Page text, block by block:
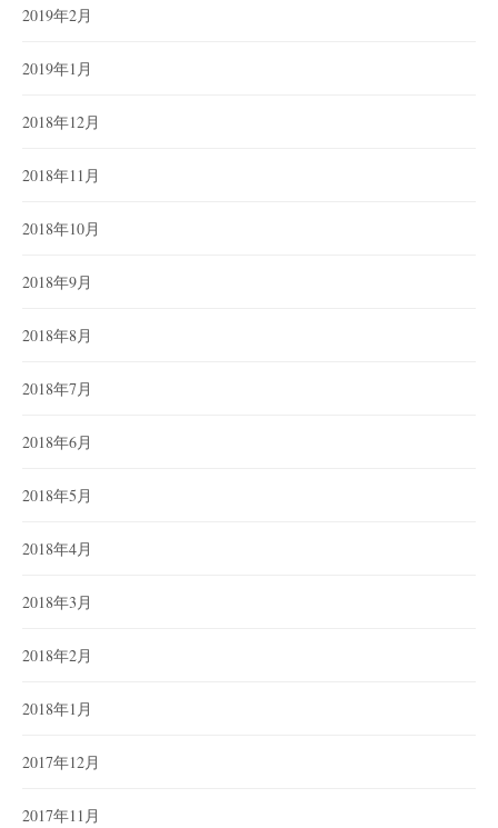
2019年2月
2019年1月
2018年12月
2018年11月
2018年10月
2018年9月
2018年8月
2018年7月
2018年6月
2018年5月
2018年4月
2018年3月
2018年2月
2018年1月
2017年12月
2017年11月